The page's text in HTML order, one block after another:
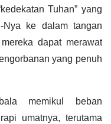
Tuhan” yang
Nya ke dalam tangan
dapat merawat
yang penuh
memikul beban
umatnya, terutama